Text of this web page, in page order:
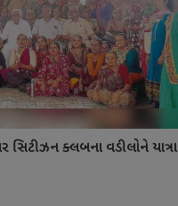
સિટીઝન ક્લબના વડીલોને યાત્રા